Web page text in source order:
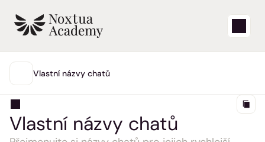
Start
HLAVNÍ
Články nápovědy
Vlastní názvy chatů
Vlastní názvy chatů